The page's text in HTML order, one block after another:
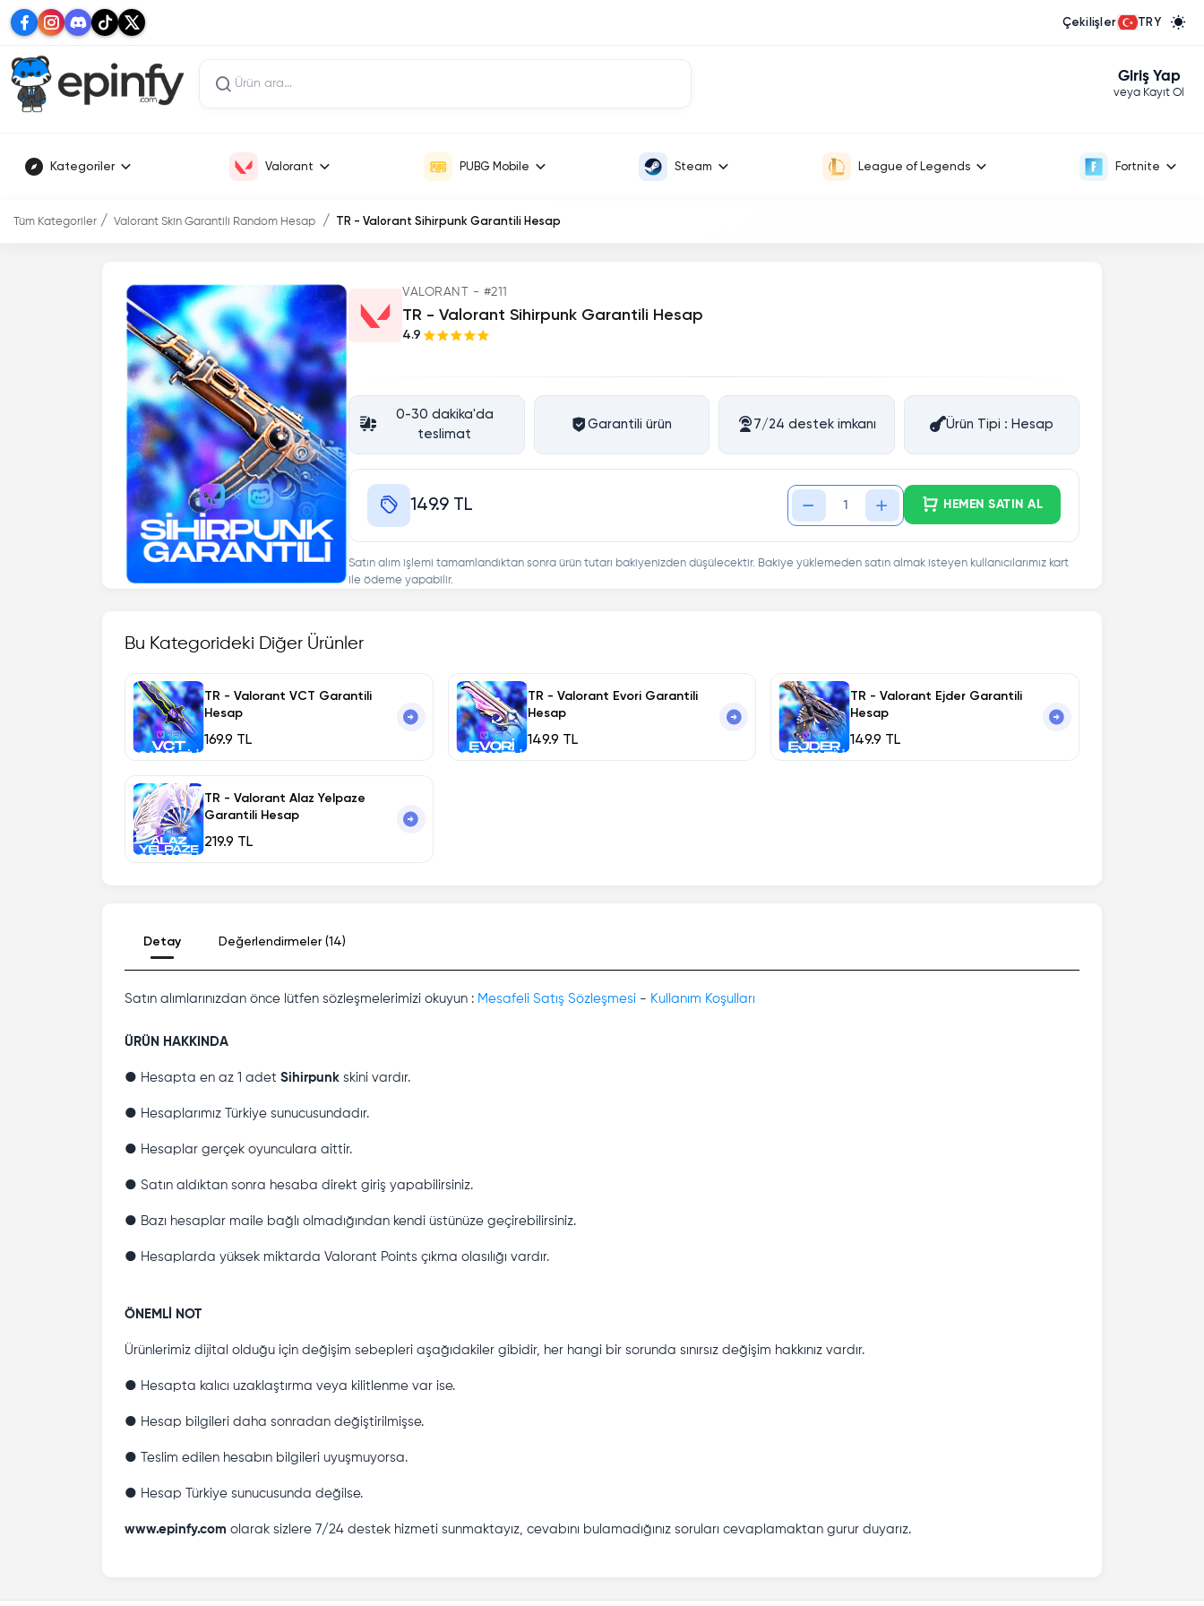
Çekilişler TRY
Giriş Yap
veya Kayıt Ol
Kategoriler Valorant PUBG Mobile Steam League of Legends Fortnite
Tüm Kategoriler Valorant Skin Garantili Random Hesap TR - Valorant Sihirpunk Garantili Hesap
VALORANT - #211
TR - Valorant Sihirpunk Garantili Hesap
4.9
0-30 dakika'da
teslimat
Garantili ürün 7/24 destek imkanı Ürün Tipi : Hesap
149.9 TL HEMEN SATIN AL
Satın alım işlemi tamamlandıktan sonra ürün tutarı bakiyenizden düşülecektir. Bakiye yüklemeden satın almak isteyen kullanıcılarımız kart
ile ödeme yapabilir.
Bu Kategorideki Diğer Ürünler
TR - Valorant VCT Garantili
Hesap
169.9 TL
TR - Valorant Evori Garantili
Hesap
149.9 TL
TR - Valorant Ejder Garantili
Hesap
149.9 TL
TR - Valorant Alaz Yelpaze
Garantili Hesap
219.9 TL
Detay Değerlendirmeler (14)
Satın alımlarınızdan önce lütfen sözleşmelerimizi okuyun : Mesafeli Satış Sözleşmesi - Kullanım Koşulları
ÜRÜN HAKKINDA
● Hesapta en az 1 adet Sihirpunk skini vardır.
● Hesaplarımız Türkiye sunucusundadır.
● Hesaplar gerçek oyunculara aittir.
● Satın aldıktan sonra hesaba direkt giriş yapabilirsiniz.
● Bazı hesaplar maile bağlı olmadığından kendi üstünüze geçirebilirsiniz.
● Hesaplarda yüksek miktarda Valorant Points çıkma olasılığı vardır.
ÖNEMLİ NOT
Ürünlerimiz dijital olduğu için değişim sebepleri aşağıdakiler gibidir, her hangi bir sorunda sınırsız değişim hakkınız vardır.
● Hesapta kalıcı uzaklaştırma veya kilitlenme var ise.
● Hesap bilgileri daha sonradan değiştirilmişse.
● Teslim edilen hesabın bilgileri uyuşmuyorsa.
● Hesap Türkiye sunucusunda değilse.
www.epinfy.com olarak sizlere 7/24 destek hizmeti sunmaktayız, cevabını bulamadığınız soruları cevaplamaktan gurur duyarız.